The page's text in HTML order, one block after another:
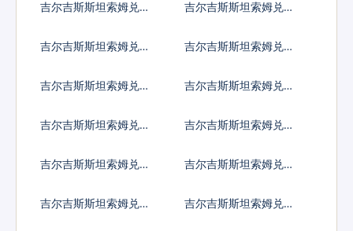
吉尔吉斯斯坦索姆兑波
吉尔吉斯斯坦索姆兑罗
吉尔吉斯斯坦索姆兑瑞
吉尔吉斯斯坦索姆兑瑞
吉尔吉斯斯坦索姆兑挪
吉尔吉斯斯坦索姆兑克
吉尔吉斯斯坦索姆兑卢
吉尔吉斯斯坦索姆兑土
吉尔吉斯斯坦索姆兑巴
吉尔吉斯斯坦索姆兑印
吉尔吉斯斯坦索姆兑以
吉尔吉斯斯坦索姆兑印